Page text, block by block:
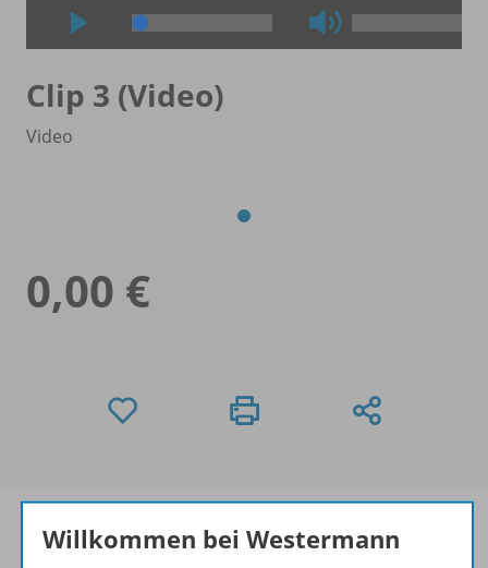
Clip 3 (Video)
Video
0,00 €
Willkommen bei Westermann